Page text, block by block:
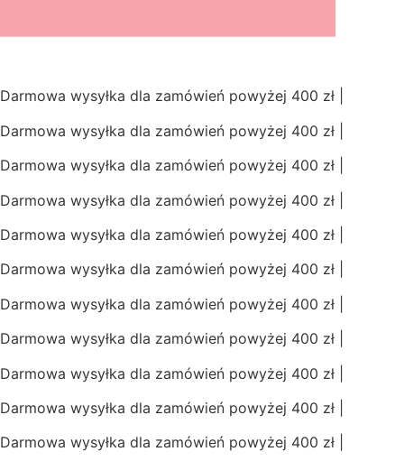
do
Darmowa wysyłka dla zamówień powyżej 400 zł |
Darmowa wysyłka dla zamówień powyżej 400 zł |
Darmowa wysyłka dla zamówień powyżej 400 zł |
Darmowa wysyłka dla zamówień powyżej 400 zł |
Darmowa wysyłka dla zamówień powyżej 400 zł |
Darmowa wysyłka dla zamówień powyżej 400 zł |
Darmowa wysyłka dla zamówień powyżej 400 zł |
Darmowa wysyłka dla zamówień powyżej 400 zł |
Darmowa wysyłka dla zamówień powyżej 400 zł |
Darmowa wysyłka dla zamówień powyżej 400 zł |
Darmowa wysyłka dla zamówień powyżej 400 zł |